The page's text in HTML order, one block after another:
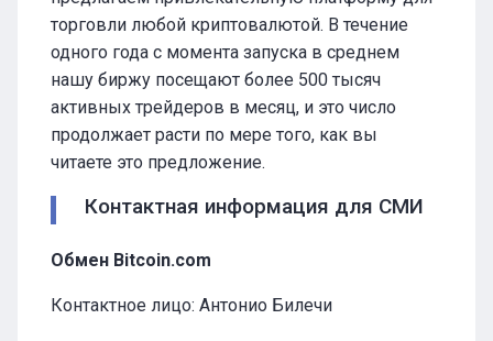
торговли любой криптовалютой. В течение
одного года с момента запуска в среднем
нашу биржу посещают более 500 тысяч
активных трейдеров в месяц, и это число
продолжает расти по мере того, как вы
читаете это предложение.
Контактная информация для СМИ
Обмен Bitcoin.com
Контактное лицо: Антонио Билечи